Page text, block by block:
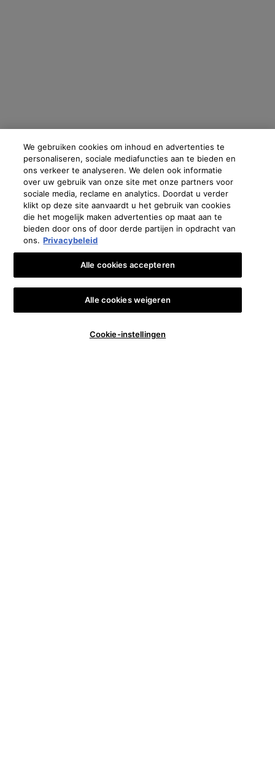
€ 145,00 ― IN WINKELMANDJE
We gebruiken cookies om inhoud en advertenties te
personaliseren, sociale mediafuncties aan te bieden en
ons verkeer te analyseren. We delen ook informatie
over uw gebruik van onze site met onze partners voor
sociale media, reclame en analytics. Doordat u verder
klikt op deze site aanvaardt u het gebruik van cookies
die het mogelijk maken advertenties op maat aan te
bieden door ons of door derde partijen in opdracht van
ons. Privacybeleid
Cookie-instellingen
Alle cookies weigeren
Alle cookies accepteren